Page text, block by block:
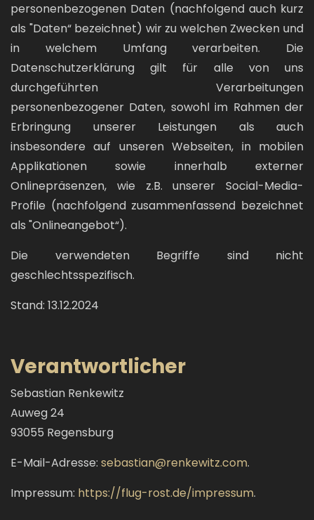
personenbezogenen Daten (nachfolgend auch kurz
als "Daten“ bezeichnet) wir zu welchen Zwecken und
in welchem Umfang verarbeiten. Die
Datenschutzerklärung gilt für alle von uns
durchgeführten Verarbeitungen
personenbezogener Daten, sowohl im Rahmen der
Erbringung unserer Leistungen als auch
insbesondere auf unseren Webseiten, in mobilen
Applikationen sowie innerhalb externer
Onlinepräsenzen, wie z.B. unserer Social-Media-
Profile (nachfolgend zusammenfassend bezeichnet
als "Onlineangebot“).
Die verwendeten Begriffe sind nicht
geschlechtsspezifisch.
Stand: 13.12.2024
Verantwortlicher
Sebastian Renkewitz
Auweg 24
93055 Regensburg
E-Mail-Adresse: sebastian@renkewitz.com.
Impressum: https://flug-rost.de/impressum.